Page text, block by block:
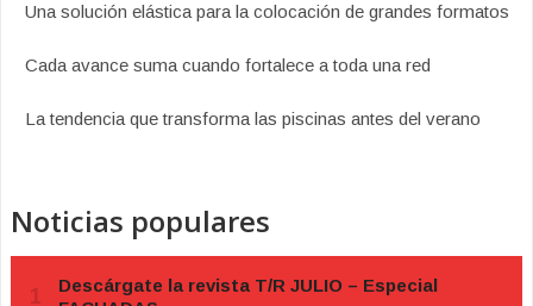
Una solución elástica para la colocación de grandes formatos
Cada avance suma cuando fortalece a toda una red
La tendencia que transforma las piscinas antes del verano
Noticias populares